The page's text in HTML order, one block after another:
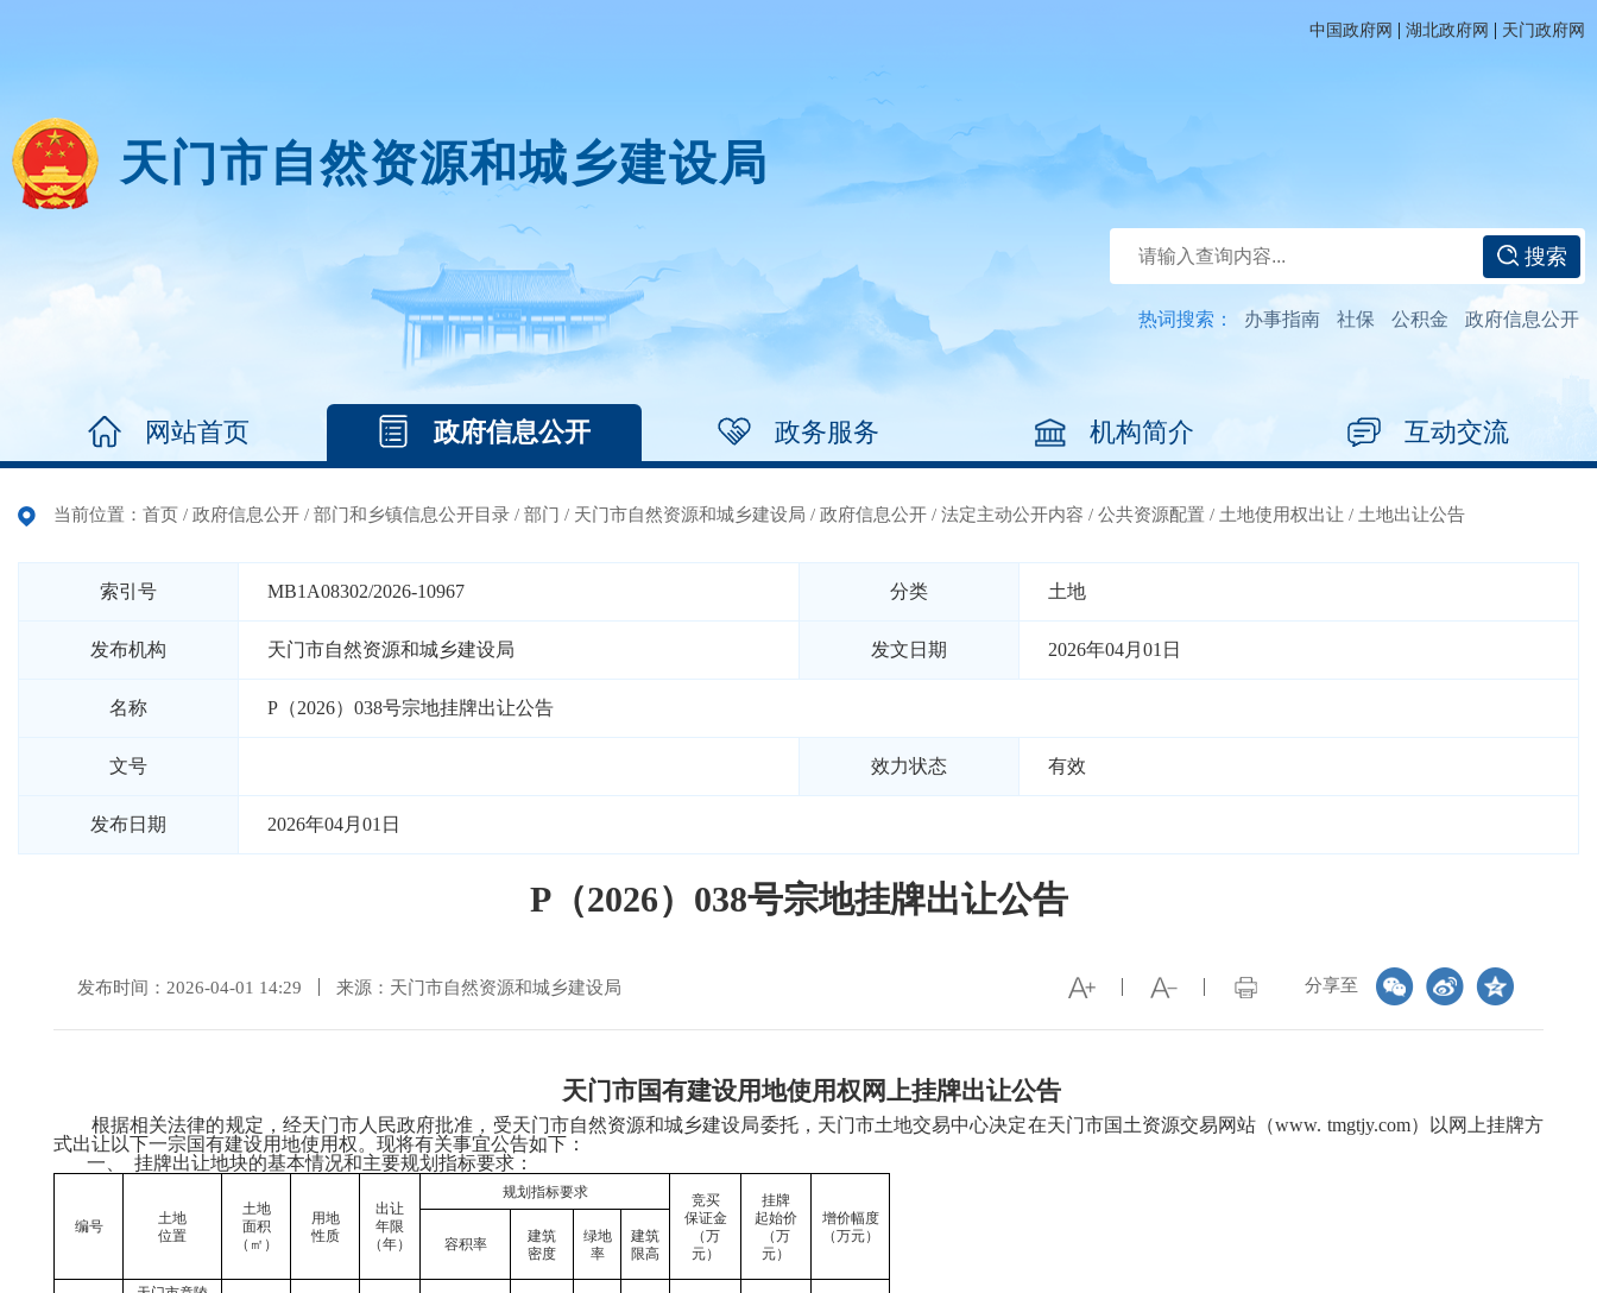
中国政府网 | 湖北政府网 | 天门政府网
天门市自然资源和城乡建设局
搜索
热词搜索： 办事指南 社保 公积金 政府信息公开
网站首页 政府信息公开 政务服务 机构简介 互动交流
当前位置： 首页 / 政府信息公开 / 部门和乡镇信息公开目录 / 部门 / 天门市自然资源和城乡建设局 / 政府信息公开 / 法定主动公开内容 / 公共资源配置 / 土地使用权出让 / 土地出让公告
索引号 MB1A08302/2026-10967 分类 土地
发布机构 天门市自然资源和城乡建设局 发文日期 2026年04月01日
名称 P（2026）038号宗地挂牌出让公告
文号 效力状态 有效
发布日期 2026年04月01日
P（2026）038号宗地挂牌出让公告
分享至
发布时间：2026-04-01 14:29 来源：天门市自然资源和城乡建设局
天门市国有建设用地使用权网上挂牌出让公告
根据相关法律的规定，经天门市人民政府批准，受天门市自然资源和城乡建设局委托，天门市土地交易中心决定在天门市国土资源交易网站（www. tmgtjy.com）以网上挂牌方
式出让以下一宗国有建设用地使用权。现将有关事宜公告如下：
一、 挂牌出让地块的基本情况和主要规划指标要求：
编号
土地
位置
土地
面积
（㎡）
用地
性质
出让
年限
（年）
规划指标要求
竞买
保证金
（万
元）
挂牌
起始价
（万
元）
增价幅度
（万元）
容积率
建筑
密度
绿地
率
建筑
限高